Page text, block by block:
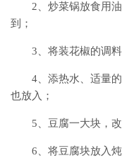
2、炒菜锅放食用
到；
3、将装花椒的调料
4、添热水、适量
也放入；
5、豆腐一大块，改
6、将豆腐块放入炖